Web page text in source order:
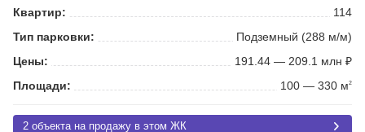
Квартир:
114
Тип парковки:
Подземный (288 м/м)
Цены:
191.44 — 209.1 млн ₽
Площади:
100 — 330 м2
2 объекта на продажу в этом ЖК